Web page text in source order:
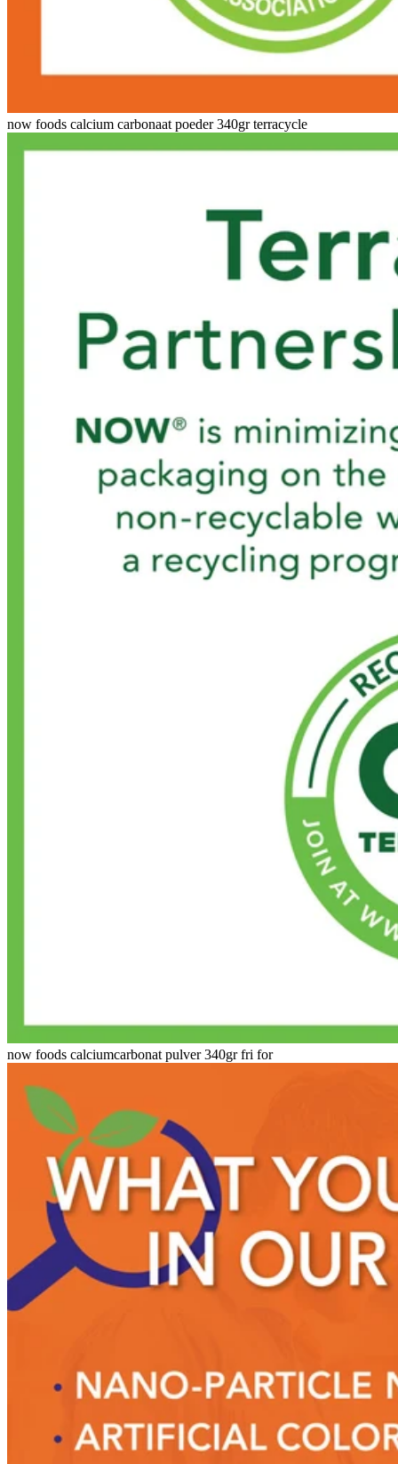
now foods calcium carbonaat poeder 340gr terracycle
now foods calciumcarbonat pulver 340gr fri for